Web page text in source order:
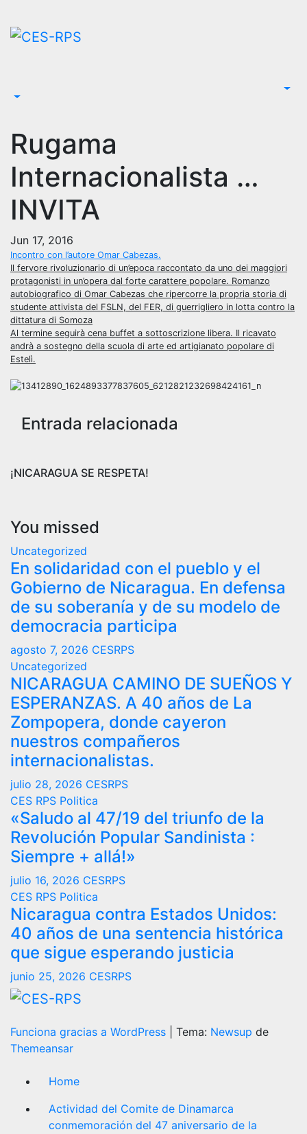
contenido
Rugama
Internacionalista …
INVITA
Jun 17, 2016
Incontro con l’autore Omar Cabezas.
Il fervore rivoluzionario di un’epoca raccontato da uno dei maggiori
protagonisti in un’opera dal forte carattere popolare. Romanzo
autobiografico di Omar Cabezas che ripercorre la propria storia di
studente attivista del FSLN, del FER, di guerrigliero in lotta contro la
dittatura di Somoza
Al termine seguirà cena buffet a sottoscrizione libera. Il ricavato
andrà a sostegno della scuola di arte ed artigianato popolare di
Estelì.
Entrada relacionada
¡NICARAGUA SE RESPETA!
You missed
Uncategorized
En solidaridad con el pueblo y el
Gobierno de Nicaragua. En defensa
de su soberanía y de su modelo de
democracia participa
agosto 7, 2026 CESRPS
Uncategorized
NICARAGUA CAMINO DE SUEÑOS Y
ESPERANZAS. A 40 años de La
Zompopera, donde cayeron
nuestros compañeros
internacionalistas.
julio 28, 2026 CESRPS
CES RPS Politica
«Saludo al 47/19 del triunfo de la
Revolución Popular Sandinista :
Siempre + allá!»
julio 16, 2026 CESRPS
CES RPS Politica
Nicaragua contra Estados Unidos:
40 años de una sentencia histórica
que sigue esperando justicia
junio 25, 2026 CESRPS
Funciona gracias a WordPress Tema: Newsup de
Themeansar
Home
Actividad del Comite de Dinamarca
conmemoración del 47 aniversario de la